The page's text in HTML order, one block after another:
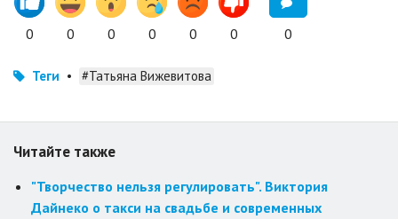
0 0 0 0 0 0 0
Теги • #Татьяна Вижевитова
Читайте также
"Творчество нельзя регулировать". Виктория
Дайнеко о такси на свадьбе и современных